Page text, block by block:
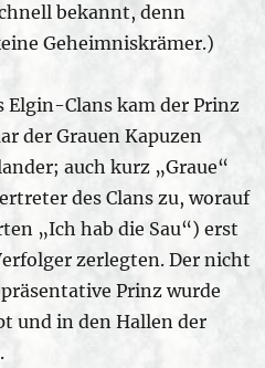
bekannt, denn
Geheimniskrämer.)
Elgin-Clans kam der Prinz
der Grauen Kapuzen
auch kurz „Graue“
des Clans zu, worauf
„Ich hab die Sau“) erst
zerlegten. Der nicht
Prinz wurde
und in den Hallen der